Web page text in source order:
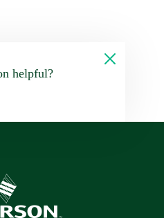
helpful?